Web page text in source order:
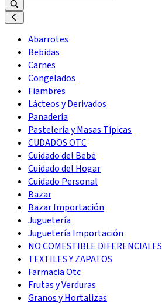
Abarrotes
Bebidas
Carnes
Congelados
Fiambres
Lácteos y Derivados
Panadería
Pastelería y Masas Típicas
CUDADOS OTC
Cuidado del Bebé
Cuidado del Hogar
Cuidado Personal
Bazar
Bazar Importación
Juguetería
Juguetería Importación
NO COMESTIBLE DIFERENCIALES
TEXTILES Y ZAPATOS
Farmacia Otc
Frutas y Verduras
Granos y Hortalizas